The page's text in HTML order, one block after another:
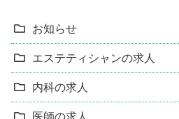
お知らせ
エステティシャンの求人
内科の求人
医師の求人